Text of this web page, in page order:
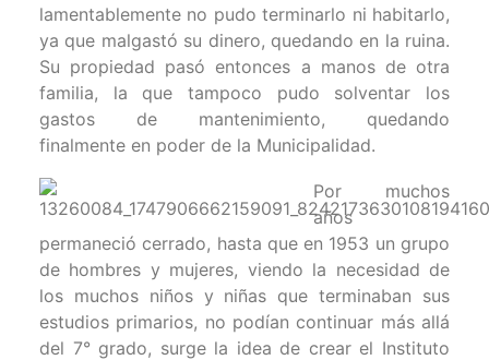
lamentablemente no pudo terminarlo ni habitarlo,
ya que malgastó su dinero, quedando en la ruina.
Su propiedad pasó entonces a manos de otra
familia, la que tampoco pudo solventar los
gastos de mantenimiento, quedando
finalmente en poder de la Municipalidad.
Por muchos
años
permaneció cerrado, hasta que en 1953 un grupo
de hombres y mujeres, viendo la necesidad de
los muchos niños y niñas que terminaban sus
estudios primarios, no podían continuar más allá
del 7° grado, surge la idea de crear el Instituto